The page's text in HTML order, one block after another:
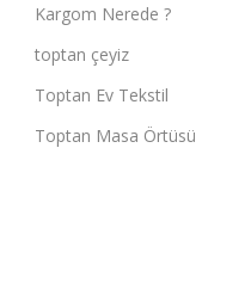
Kargom Nerede ?
toptan çeyiz
Toptan Ev Tekstil
Toptan Masa Örtüsü